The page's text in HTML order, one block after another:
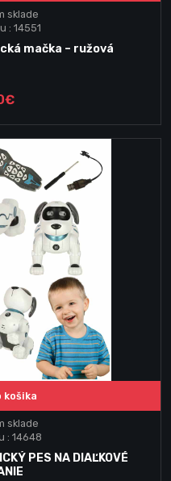
sklade
: 14551
mačka – ružová
košika
sklade
: 14648
PES NA DIAĽKOVÉ